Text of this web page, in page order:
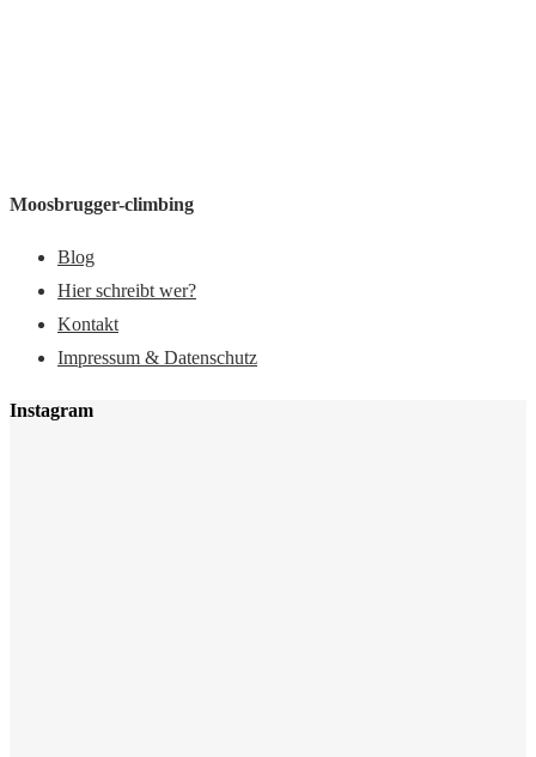
Moosbrugger-climbing
Blog
Hier schreibt wer?
Kontakt
Impressum & Datenschutz
Instagram